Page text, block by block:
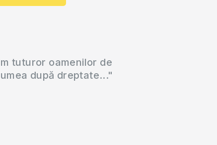
tuturor oamenilor de
după dreptate..."